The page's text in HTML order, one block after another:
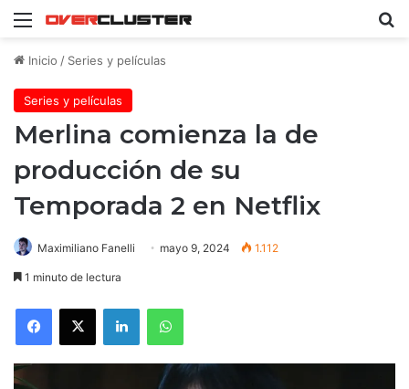
Menú
Inicio / Series y películas
Series y películas
Merlina comienza la de
producción de su
Temporada 2 en Netflix
Maximiliano Fanelli mayo 9, 2024 1.112
1 minuto de lectura
Facebook
X LinkedInWhatsApp